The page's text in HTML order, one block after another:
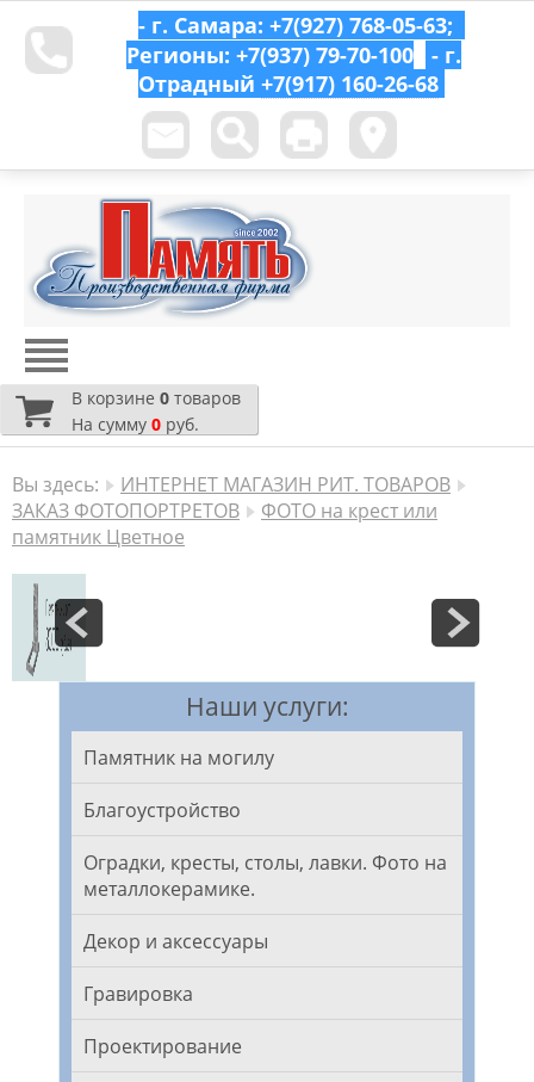
- г. Самара: +7(927) 768-05-63;
Регионы: +7(937) 79-70-100
- г.
Отрадный +7(917) 160-26-68
В корзине 0 товаров
На сумму 0 руб.
Вы здесь:
ИНТЕРНЕТ МАГАЗИН РИТ. ТОВАРОВ
ЗАКАЗ ФОТОПОРТРЕТОВ
ФОТО на крест или
памятник Цветное
Наши услуги:
Памятник на могилу
Благоустройство
Оградки, кресты, столы, лавки. Фото на
металлокерамике.
Декор и аксессуары
Гравировка
Проектирование